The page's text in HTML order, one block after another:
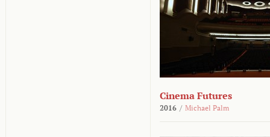
Cinema Futures
2016 / Michael Palm